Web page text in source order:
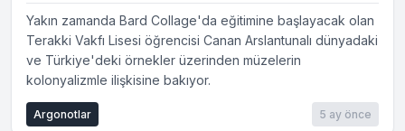
Yakın zamanda Bard Collage'da eğitimine başlayacak olan
Terakki Vakfı Lisesi öğrencisi Canan Arslantunalı dünyadaki
ve Türkiye'deki örnekler üzerinden müzelerin
kolonyalizmle ilişkisine bakıyor.
5 ay önce
Argonotlar